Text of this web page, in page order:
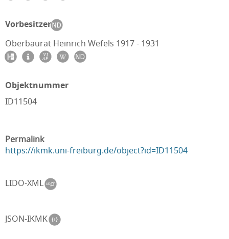
Vorbesitzer
Oberbaurat Heinrich Wefels 1917 - 1931
Objektnummer
ID11504
Permalink
https://ikmk.uni-freiburg.de/object?id=ID11504
LIDO-XML
JSON-IKMK